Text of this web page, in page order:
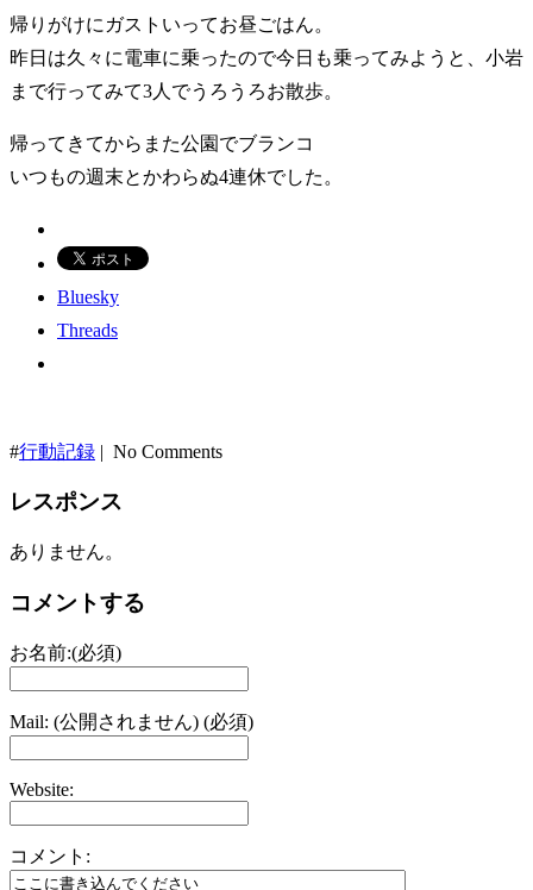
帰りがけにガストいってお昼ごはん。
昨日は久々に電車に乗ったので今日も乗ってみようと、小岩
まで行ってみて3人でうろうろお散歩。
帰ってきてからまた公園でブランコ
いつもの週末とかわらぬ4連休でした。
Bluesky
Threads
#行動記録 | No Comments
レスポンス
ありません。
コメントする
お名前:(必須)
Mail: (公開されません) (必須)
Website:
コメント: